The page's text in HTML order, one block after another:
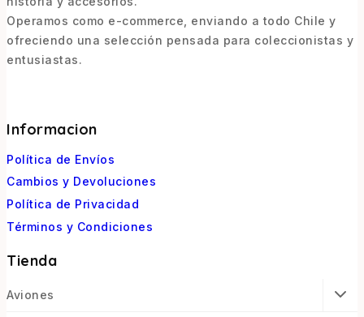
Operamos como e-commerce, enviando a todo Chile y
ofreciendo una selección pensada para coleccionistas y
entusiastas.
Informacion
Política de Envíos
Cambios y Devoluciones
Política de Privacidad
Términos y Condiciones
Tienda
Aviones